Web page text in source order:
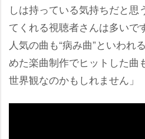
しは持っている気持ちだと思
てくれる視聴者さんは多いで
人気の曲も“病み曲”といわれ
めた楽曲制作でヒットした曲
世界観なのかもしれません」